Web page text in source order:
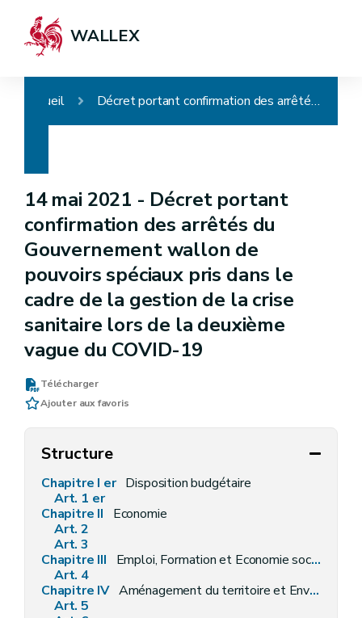
WALLEX
Accueil Décret portant confirmation des arrêtés du Gouvernement wallon de pouvoirs spéciaux pris dans le cadre de la gestion de la crise sanitaire lors de la deuxième vague du COVID-19
14 mai 2021 - Décret portant
confirmation des arrêtés du
Gouvernement wallon de
pouvoirs spéciaux pris dans le
cadre de la gestion de la crise
sanitaire lors de la deuxième
vague du COVID-19
Télécharger
Ajouter aux favoris
Structure
Chapitre I er Disposition budgétaire
Art. 1 er
Chapitre II
Economie
Art. 2
Art. 3
Chapitre III
Emploi, Formation et Economie sociale
Art. 4
Chapitre IV Aménagement du territoire et Environnement
Art. 5